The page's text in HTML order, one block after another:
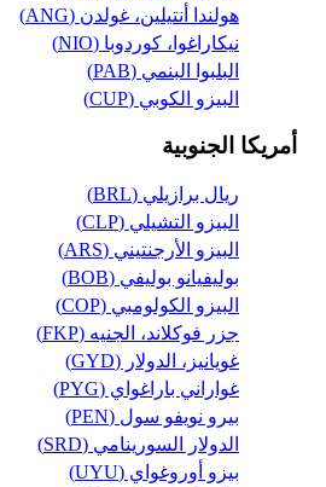
هولندا أنتيلين، غولدن (ANG)
نيكاراغوا، كوردوبا (NIO)
البلبوا البنمي (PAB)
البيزو الكوبي (CUP)
أمريكا الجنوبية
ريال برازيلي (BRL)
البيزو التشيلي (CLP)
البيزو الأرجنتيني (ARS)
بوليفيانو بوليفي (BOB)
البيزو الكولومبي (COP)
جزر فوكلاند، الجنيه (FKP)
غويانيز، الدولار (GYD)
غواراني باراغواي (PYG)
بيرو نويفو سول (PEN)
الدولار السورينامي (SRD)
بيزو أوروغواي (UYU)